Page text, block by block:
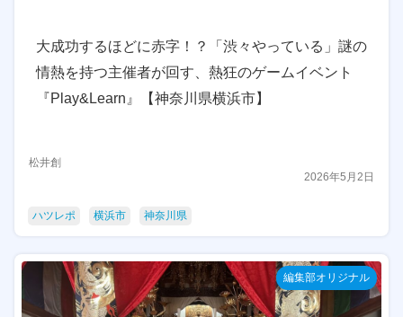
大成功するほどに赤字！？「渋々やっている」謎の
情熱を持つ主催者が回す、熱狂のゲームイベント
『Play&Learn』【神奈川県横浜市】
松井創
2026年5月2日
ハツレポ 横浜市 神奈川県
編集部オリジナル